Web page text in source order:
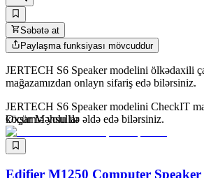
Səbətə at
Paylaşma funksiyası mövcuddur
JERTECH S6 Speaker modelini ölkədaxili
mağazamızdan onlayn sifariş edə bilərsiniz.
JERTECH S6 Speaker modelini CheckIT
köçürmə yolu ilə əldə edə bilərsiniz.
Oxşar Məhsullar
Edifier M1250 Computer Speaker